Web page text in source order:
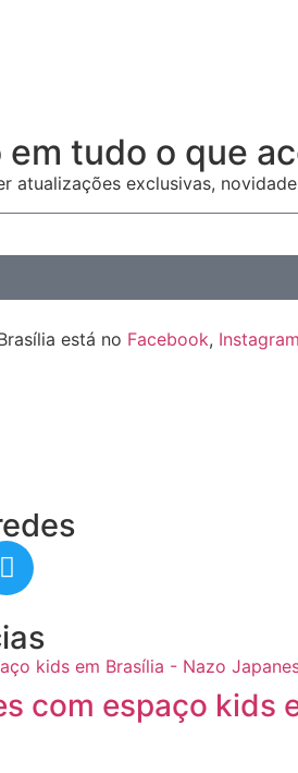
tudo o que
atualizações exclusivas,
está no Facebook, Instagram
com espaço kids